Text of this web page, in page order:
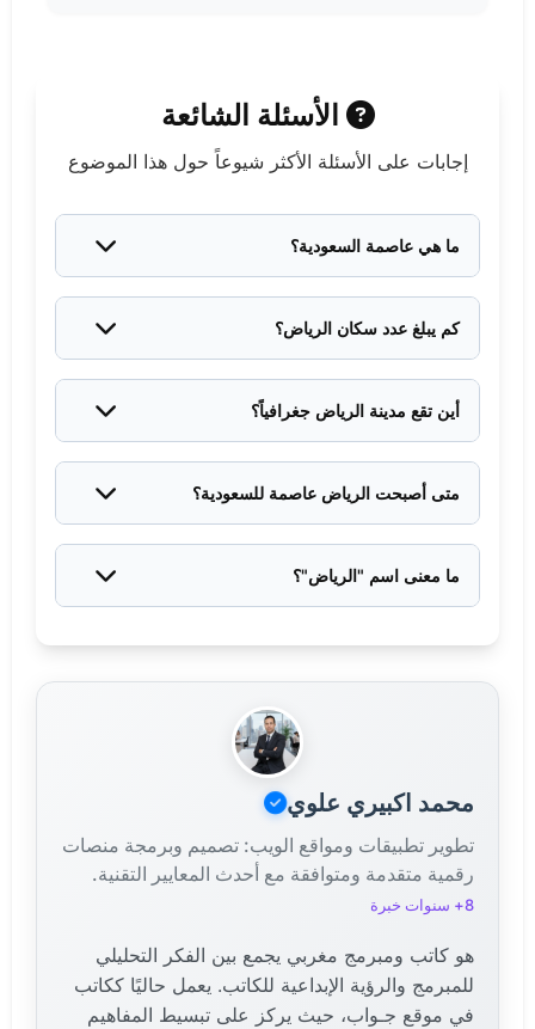
الأسئلة الشائعة
إجابات على الأسئلة الأكثر شيوعاً حول هذا الموضوع
ما هي عاصمة السعودية؟
تأسيس المملكة عام 1932م.
كم يبلغ عدد سكان الرياض؟
أكبر مدن المملكة وإحدى أكبر المدن العربية.
أين تقع مدينة الرياض جغرافياً؟
هضبة نجد، على ارتفاع حوالي 600 متر فوق سطح البحر.
متى أصبحت الرياض عاصمة للسعودية؟
على يد الملك عبدالعزيز.
ما معنى اسم "الرياض"؟
والأراضي الخصبة.
محمد اكبيري علوي
تطوير تطبيقات ومواقع الويب: تصميم وبرمجة منصات
رقمية متقدمة ومتوافقة مع أحدث المعايير التقنية.
8+ سنوات خبرة
هو كاتب ومبرمج مغربي يجمع بين الفكر التحليلي
للمبرمج والرؤية الإبداعية للكاتب. يعمل حاليًا ككاتب
في موقع جـواب، حيث يركز على تبسيط المفاهيم